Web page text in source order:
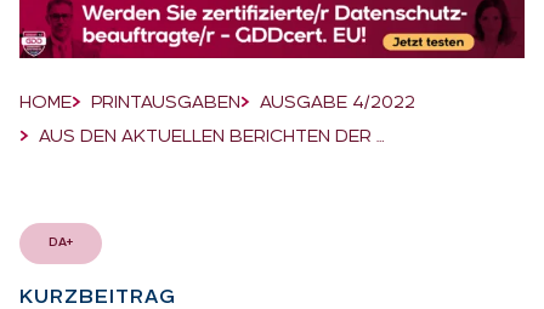
Breadcrumb-Navigation
HOME PRINTAUSGABEN
AUSGABE 4/2022
AUS DEN AKTUELLEN BERICHTEN DER …
DA+
KURZ­BEI­TRAG